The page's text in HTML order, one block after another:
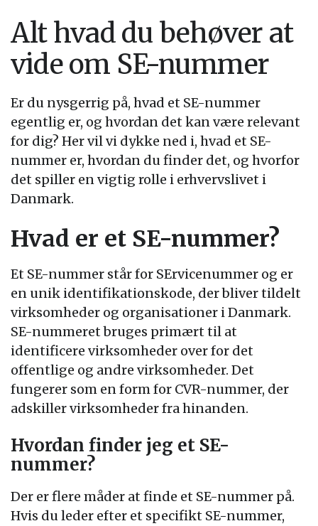
Alt hvad du behøver at
vide om SE-nummer
Er du nysgerrig på, hvad et SE-nummer
egentlig er, og hvordan det kan være relevant
for dig? Her vil vi dykke ned i, hvad et SE-
nummer er, hvordan du finder det, og hvorfor
det spiller en vigtig rolle i erhvervslivet i
Danmark.
Hvad er et SE-nummer?
Et SE-nummer står for SErvicenummer og er
en unik identifikationskode, der bliver tildelt
virksomheder og organisationer i Danmark.
SE-nummeret bruges primært til at
identificere virksomheder over for det
offentlige og andre virksomheder. Det
fungerer som en form for CVR-nummer, der
adskiller virksomheder fra hinanden.
Hvordan finder jeg et SE-
nummer?
Der er flere måder at finde et SE-nummer på.
Hvis du leder efter et specifikt SE-nummer,